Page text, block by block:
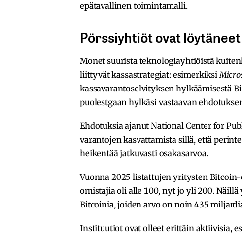
epätavallinen toimintamalli.
Pörssiyhtiöt ovat
Monet suurista teknologiayhtiöistä
liittyvät kassastrategiat: esimerkiksi
kassavarantoselvityksen hylkäämisestä
puolestgaan hylkäsi vastaavan
Ehdotuksia ajanut National Center for
varantojen kasvattamista sillä, että
heikentää jatkuvasti osakasarvoa.
Vuonna 2025 listattujen yritysten
omistajia oli alle 100, nyt jo yli 200.
Bitcoinia, joiden arvo on noin 435
Instituutiot ovat olleet erittäin aktiivisia,